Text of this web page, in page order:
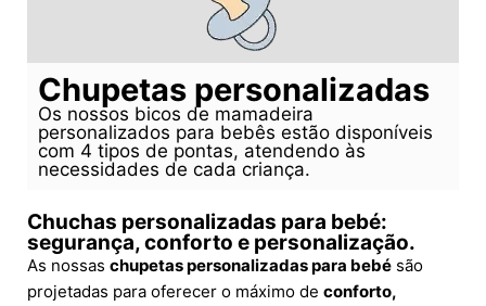
Chupetas personalizadas
Os nossos bicos de mamadeira
personalizados para bebês estão disponíveis
com 4 tipos de pontas, atendendo às
necessidades de cada criança.
Chuchas personalizadas para bebé:
segurança, conforto e personalização.
As nossas chupetas personalizadas para bebé são
projetadas para oferecer o máximo de conforto,